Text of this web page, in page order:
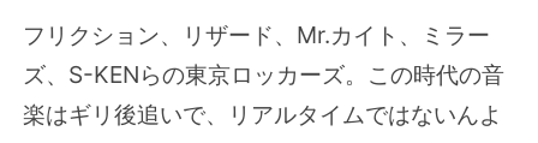
フリクション、リザード、Mr.カイト、ミラー
ズ、S-KENらの東京ロッカーズ。この時代の音
楽はギリ後追いで、リアルタイムではないんよ